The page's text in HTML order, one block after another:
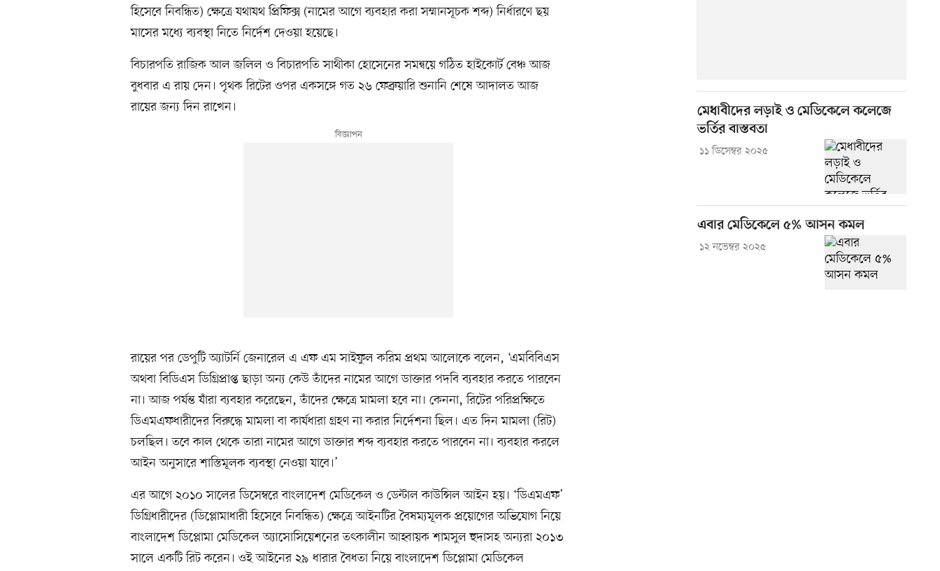
হিসেবে নিবন্ধিত) ক্ষেত্রে যথাযথ প্রিফিক্স (নামের আগে ব্যবহার করা সম্মানসূচক শব্দ) নির্ধারণে ছয়
মাসের মধ্যে ব্যবস্থা নিতে নির্দেশ দেওয়া হয়েছে।
বিচারপতি রাজিক আল জলিল ও বিচারপতি সাথীকা হোসেনের সমন্বয়ে গঠিত হাইকোর্ট বেঞ্চ আজ
বুধবার এ রায় দেন। পৃথক রিটের ওপর একসঙ্গে গত ২৬ ফেব্রুয়ারি শুনানি শেষে আদালত আজ
রায়ের জন্য দিন রাখেন।
রায়ের পর ডেপুটি অ্যাটর্নি জেনারেল এ এফ এম সাইফুল করিম প্রথম আলোকে বলেন, ‘এমবিবিএস
অথবা বিডিএস ডিগ্রিপ্রাপ্ত ছাড়া অন্য কেউ তাঁদের নামের আগে ডাক্তার পদবি ব্যবহার করতে পারবেন
না। আজ পর্যন্ত যাঁরা ব্যবহার করেছেন, তাঁদের ক্ষেত্রে মামলা হবে না। কেননা, রিটের পরিপ্রক্ষিতে
ডিএমএফধারীদের বিরুদ্ধে মামলা বা কার্যধারা গ্রহণ না করার নির্দেশনা ছিল। এত দিন মামলা (রিট)
চলছিল। তবে কাল থেকে তারা নামের আগে ডাক্তার শব্দ ব্যবহার করতে পারবেন না। ব্যবহার করলে
আইন অনুসারে শাস্তিমূলক ব্যবস্থা নেওয়া যাবে।’
এর আগে ২০১০ সালের ডিসেম্বরে বাংলাদেশ মেডিকেল ও ডেন্টাল কাউন্সিল আইন হয়। ‘ডিএমএফ’
ডিগ্রিধারীদের (ডিপ্লোমাধারী হিসেবে নিবন্ধিত) ক্ষেত্রে আইনটির বৈষম্যমূলক প্রয়োগের অভিযোগ নিয়ে
বাংলাদেশ ডিপ্লোমা মেডিকেল অ্যাসোসিয়েশনের তৎকালীন আহ্বায়ক শামসুল হুদাসহ অন্যরা ২০১৩
সালে একটি রিট করেন। ওই আইনের ২৯ ধারার বৈধতা নিয়ে বাংলাদেশ ডিপ্লোমা মেডিকেল
মেধাবীদের লড়াই ও মেডিকেলে কলেজে
ভর্তির বাস্তবতা
১১ ডিসেম্বর ২০২৫
এবার মেডিকেলে ৫% আসন কমল
১২ নভেম্বর ২০২৫